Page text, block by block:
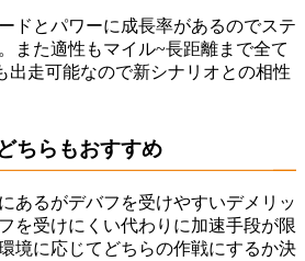
ドとパワーに成長率があるのでステ
また適性もマイル~長距離まで全て
出走可能なので新シナリオとの相性
ちらもおすすめ
あるがデバフを受けやすいデメリッ
を受けにくい代わりに加速手段が限
境に応じてどちらの作戦にするか決